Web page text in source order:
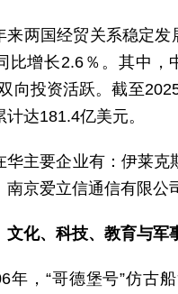
来两国经贸关系稳定
比增长2.6％。其中，
向投资活跃。截至
计达181.4亿美元。
华主要企业有：伊莱克
南京爱立信通信有限公
文化、科技、教育与军
年，“哥德堡号”仿古